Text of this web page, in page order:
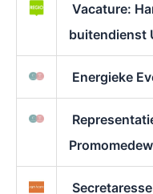
Vacature:
buitendienst
Energieke